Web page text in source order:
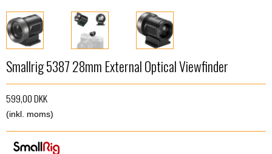
Smallrig 5387 28mm External Optical Viewfinder
599,00 DKK
(inkl. moms)